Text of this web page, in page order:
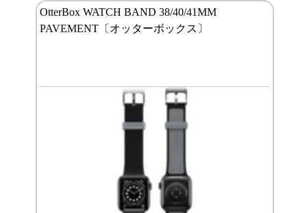
OtterBox WATCH BAND 38/40/41MM
PAVEMENT〔オッターボックス〕